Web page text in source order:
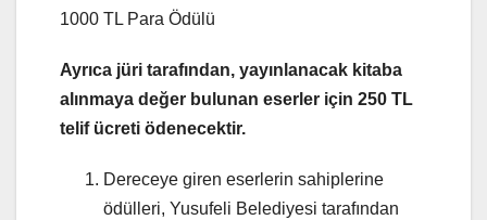
1000 TL Para Ödülü
Ayrıca jüri tarafından, yayınlanacak kitaba
alınmaya değer bulunan eserler için 250 TL
telif ücreti ödenecektir.
Dereceye giren eserlerin sahiplerine
ödülleri, Yusufeli Belediyesi tarafından